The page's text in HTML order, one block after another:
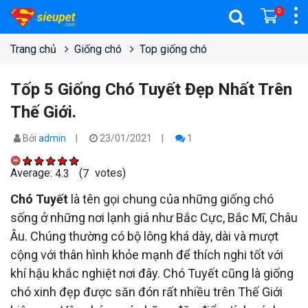
0
Trang chủ Giống chó Top giống chó
Tốp 5 Giống Chó Tuyết Đẹp Nhất Trên
Thế Giới.
Bởi admin 23/01/2021 1
Average: 4.3 (7 votes)
Chó Tuyết là tên gọi chung của những giống chó
sống ở những nơi lạnh giá như Bắc Cực, Bắc Mĩ, Châu
Âu. Chúng thường có bộ lông khá dày, dài và mượt
cộng với thân hình khỏe mạnh để thích nghi tốt với
khí hậu khắc nghiệt nơi đây. Chó Tuyết cũng là giống
chó xinh đẹp được săn đón rất nhiều trên Thế Giới